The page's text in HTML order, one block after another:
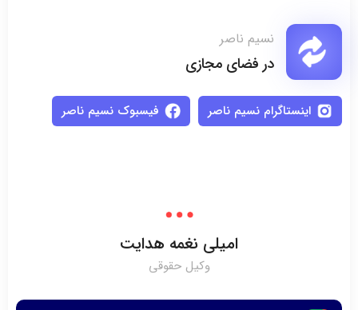
نسیم ناصر
در فضای مجازی
اینستاگرام نسیم ناصر فیسبوک نسیم ناصر
امیلی نغمه هدایت
وکیل حقوقی